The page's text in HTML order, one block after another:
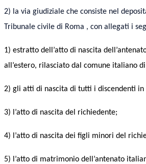
2) la via giudiziale che consiste nel
Tribunale civile di Roma , con allegati i
1) estratto dell’atto di nascita
all’estero, rilasciato dal comune italiano
2) gli atti di nascita di tutti i discendenti in
3) l’atto di nascita del richiedente;
4) l’atto di nascita dei figli minori del
5) l’atto di matrimonio dell’antenato